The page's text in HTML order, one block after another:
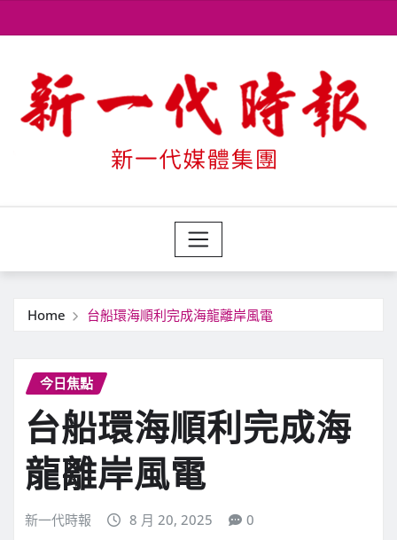
to
Home 台船環海順利完成海龍離岸風電
今日焦點
台船環海順利完成海
龍離岸風電
新一代時報 8 月 20, 2025 0